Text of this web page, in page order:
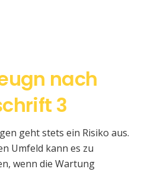
nach
3
geht stets ein Risiko aus.
Umfeld kann es zu
wenn die Wartung